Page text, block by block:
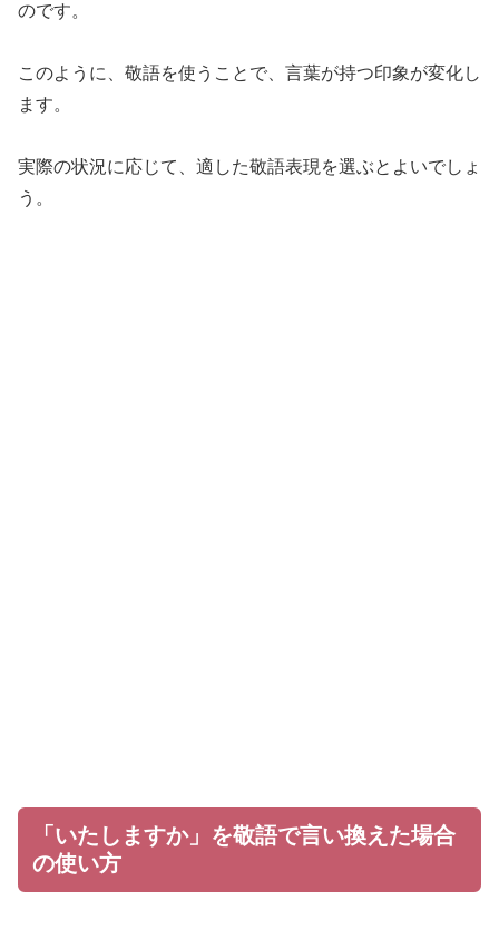
のです。
このように、敬語を使うことで、言葉が持つ印象が変化し
ます。
実際の状況に応じて、適した敬語表現を選ぶとよいでしょ
う。
「いたしますか」を敬語で言い換えた場合
の使い方